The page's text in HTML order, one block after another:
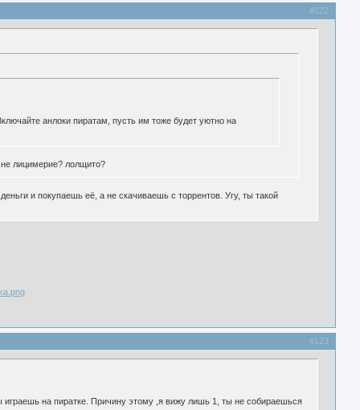
#122
анлоки пиратам, пусть им тоже будет уютно на
не лицимерие? лолщито?
и покупаешь её, а не скачиваешь с торрентов. Угу, ты такой
#123
играешь на пиратке. Причину этому ,я вижу лишь 1, ты не собираешься